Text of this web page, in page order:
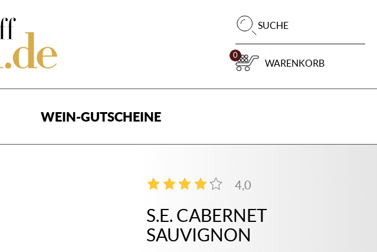
SUCHE
0
WARENKORB
WEIN-GUTSCHEINE
S.E. CABERNET
SAUVIGNON
4,0
3